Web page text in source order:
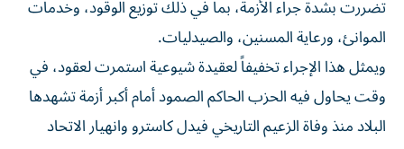
الموانئ، ورعاية المسنين، والصيدليات.
ويمثل هذا الإجراء تخفيفاً لعقيدة شيوعية استمرت لعقود، في
وقت يحاول فيه الحزب الحاكم الصمود أمام أكبر أزمة تشهدها
البلاد منذ وفاة الزعيم التاريخي فيدل كاسترو وانهيار الاتحاد
السوفييتي.